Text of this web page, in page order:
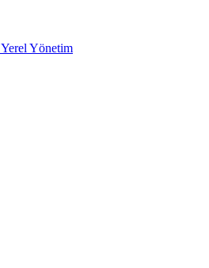
Yerel Yönetim